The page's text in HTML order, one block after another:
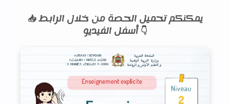
📥 يمكنكم تحميل الحصة من خلال الرابط
أسفل الفيديو 👇